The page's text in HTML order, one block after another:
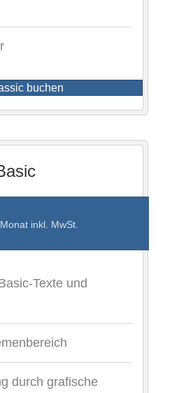
buchen
inkl. MwSt.
Texte und
durch grafische